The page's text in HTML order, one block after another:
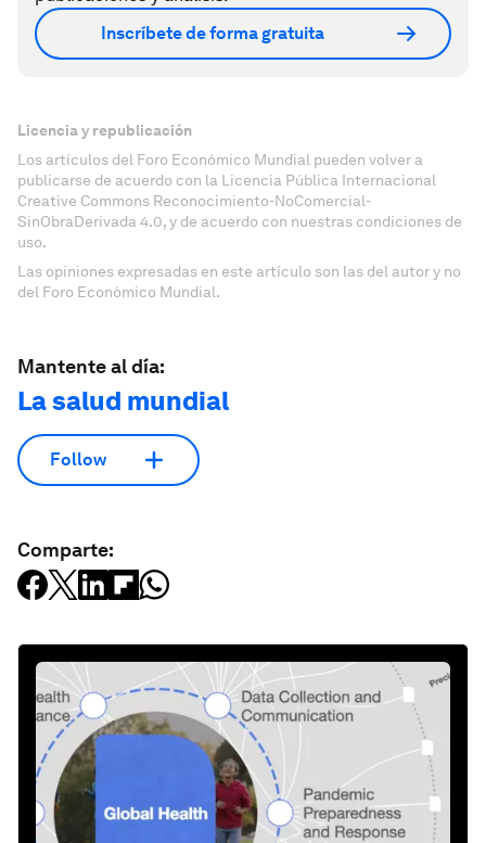
Inscríbete de forma gratuita
Licencia y republicación
Los artículos del Foro Económico Mundial pueden volver a
publicarse de acuerdo con la Licencia Pública Internacional
Creative Commons Reconocimiento-NoComercial-
SinObraDerivada 4.0, y de acuerdo con nuestras condiciones de
uso.
Las opiniones expresadas en este artículo son las del autor y no
del Foro Económico Mundial.
Mantente al día:
La salud mundial
Follow
Comparte: